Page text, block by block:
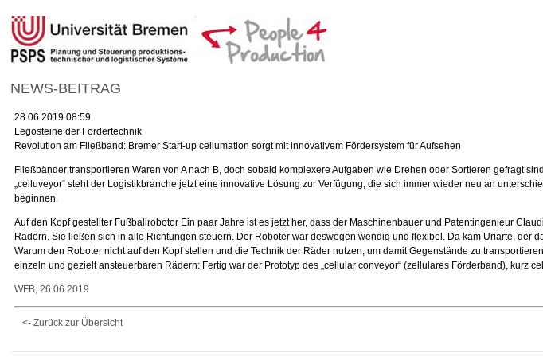
NEWS-BEITRAG
28.06.2019 08:59
Legosteine der Fördertechnik
Revolution am Fließband: Bremer Start-up cellumation sorgt mit innovativem Fördersystem für Aufsehen
Fließbänder transportieren Waren von A nach B, doch sobald komplexere Aufgaben wie Drehen oder Sortieren gefragt
„celluveyor“ steht der Logistikbranche jetzt eine innovative Lösung zur Verfügung, die sich immer wieder neu an
beginnen.
Auf den Kopf gestellter Fußballrobotor Ein paar Jahre ist es jetzt her, dass der Maschinenbauer und Patentingenieur
Rädern. Sie ließen sich in alle Richtungen steuern. Der Roboter war deswegen wendig und flexibel. Da kam Uriarte,
Warum den Roboter nicht auf den Kopf stellen und die Technik der Räder nutzen, um damit Gegenstände zu
einzeln und gezielt ansteuerbaren Rädern: Fertig war der Prototyp des „cellular conveyor“ (zellulares Förderband), kurz
WFB, 26.06.2019
<- Zurück zur Übersicht